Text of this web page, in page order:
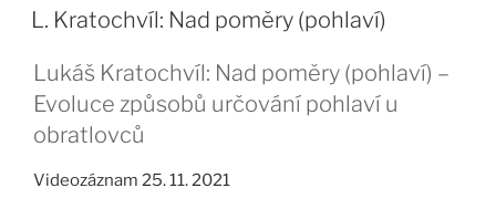
L. Kratochvíl: Nad poměry (pohlaví)
Lukáš Kratochvíl: Nad poměry (pohlaví) –
Evoluce způsobů určování pohlaví u
obratlovců
Videozáznam 25. 11. 2021